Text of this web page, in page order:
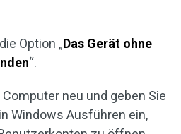
Option „Das Gerät ohne
“.
neu und geben Sie
Windows Ausführen ein,